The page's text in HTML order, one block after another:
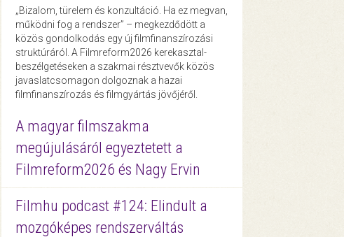
„Bizalom, türelem és konzultáció. Ha ez megvan,
működni fog a rendszer” – megkezdődött a
közös gondolkodás egy új filmfinanszírozási
struktúráról. A Filmreform2026 kerekasztal-
beszélgetéseken a szakmai résztvevők közös
javaslatcsomagon dolgoznak a hazai
filmfinanszírozás és filmgyártás jövőjéről.
A magyar filmszakma
megújulásáról egyeztetett a
Filmreform2026 és Nagy Ervin
Filmhu podcast #124: Elindult a
mozgóképes rendszerváltás